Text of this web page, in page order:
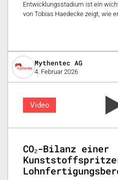
Entwicklungsstadium ist ein
von Tobias Haedecke zeigt, wie
Mythentec AG
4. Februar 2026
Video
CO₂-Bilanz einer